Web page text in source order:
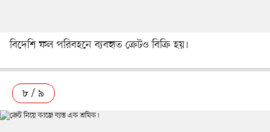
বিদেশি ফল পরিবহনে ব্যবহৃত ক্রেটও বিক্রি হয়।
৮ / ৯